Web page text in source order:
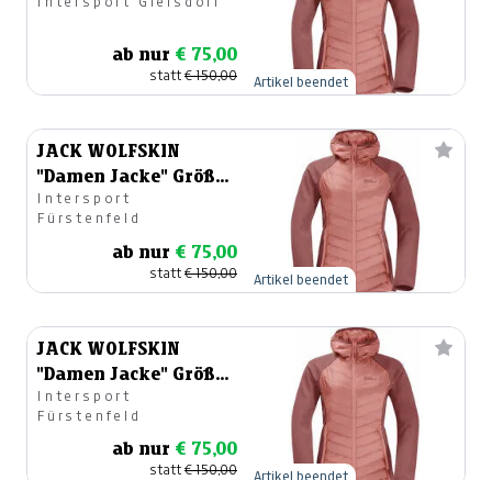
38
ab nur € 75,00
statt€ 150,00 Artikel beendet
JACK WOLFSKIN
"Damen Jacke" Größe
38
Intersport
Fürstenfeld
ab nur € 75,00
statt€ 150,00 Artikel beendet
JACK WOLFSKIN
"Damen Jacke" Größe
40
Intersport
Fürstenfeld
ab nur € 75,00
statt€ 150,00 Artikel beendet